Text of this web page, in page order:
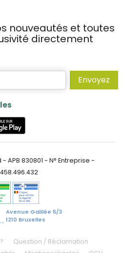
nouveautés et toutes
directement
Envoyez
APB 830801 - N° Entreprise -
Avenue Galilée 5/3
1210 Bruxelles
Question / Réclamation